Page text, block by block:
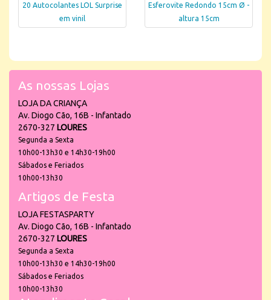
20 Autocolantes LOL Surprise
em vinil
Esferovite Redondo 15cm Ø -
altura 15cm
As nossas Lojas
LOJA DA CRIANÇA
Av. Diogo Cão, 16B - Infantado
2670-327 LOURES
Segunda a Sexta
10h00-13h30 e 14h30-19h00
Sábados e Feriados
10h00-13h30
Artigos de Festa
LOJA FESTASPARTY
Av. Diogo Cão, 16B - Infantado
2670-327 LOURES
Segunda a Sexta
10h00-13h30 e 14h30-19h00
Sábados e Feriados
10h00-13h30